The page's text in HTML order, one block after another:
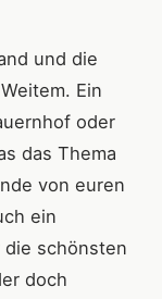
und die
Ein
oder
das Thema
von euren
ein
die schönsten
doch